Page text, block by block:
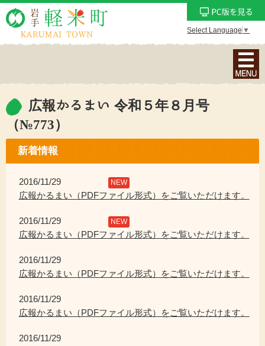
Select Language ▼
ナ
ビ
ン
メ
表
広報かるまい 令和５年８月号
（№773）
新着情報
2016/11/29 NEW
広報かるまい（PDFファイル形式）をご覧いただけます。
2016/11/29 NEW
広報かるまい（PDFファイル形式）をご覧いただけます。
2016/11/29
広報かるまい（PDFファイル形式）をご覧いただけます。
2016/11/29
広報かるまい（PDFファイル形式）をご覧いただけます。
2016/11/29